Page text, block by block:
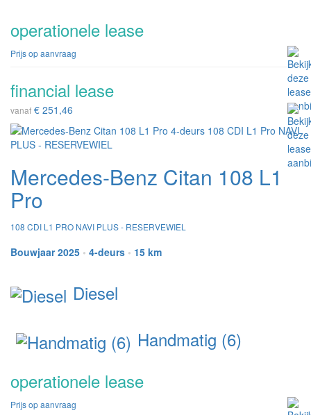
operationele lease
Prijs op aanvraag
financial lease
vanaf € 251,46
Mercedes-Benz Citan 108 L1
Pro
108 CDI L1 PRO NAVI PLUS - RESERVEWIEL
Bouwjaar 2025 • 4-deurs • 15 km
Diesel
Handmatig (6)
operationele lease
Prijs op aanvraag